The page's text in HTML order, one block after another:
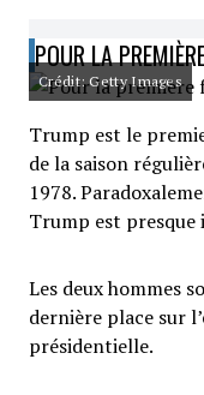
POUR LA
Crédit: Getty Images
Trump est le
de la saison
1978.
Trump est presque
Les deux hommes
dernière place sur
présidentielle.